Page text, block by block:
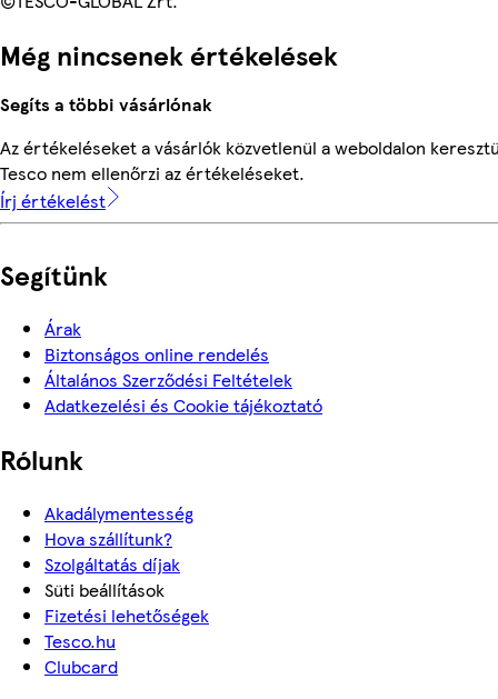
Még nincsenek értékelések
Segíts a többi vásárlónak
Az értékeléseket a vásárlók közvetlenül a weboldalon
Tesco nem ellenőrzi az értékeléseket.
Írj értékelést
Segítünk
Árak
Biztonságos online rendelés
Általános Szerződési Feltételek
Adatkezelési és Cookie tájékoztató
Rólunk
Akadálymentesség
Hova szállítunk?
Szolgáltatás díjak
Süti beállítások
Fizetési lehetőségek
Tesco.hu
Clubcard